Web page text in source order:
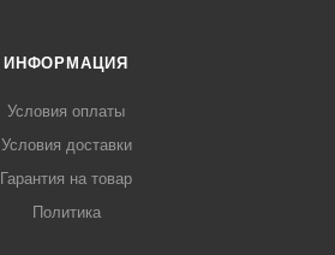
ИНФОРМАЦИЯ
Условия оплаты
Условия доставки
Гарантия на товар
Политика